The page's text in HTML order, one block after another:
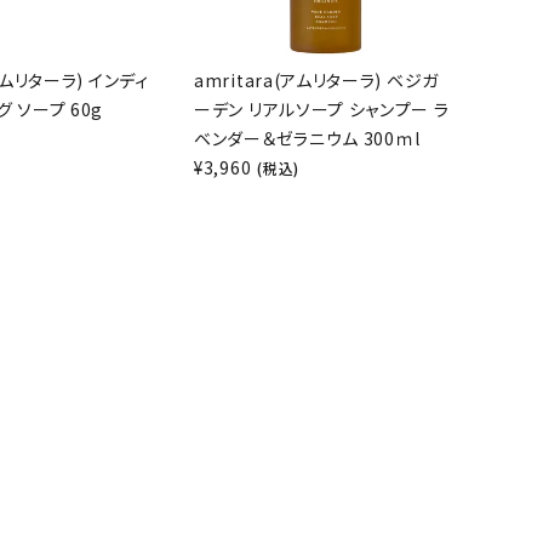
ターラ) インディ
ソープ 60g
amritara(アムリターラ) ベジガ
ーデン リアルソープ シャンプー ラ
ベンダー＆ゼラニウム 300ｍl
¥3,960 (税込)